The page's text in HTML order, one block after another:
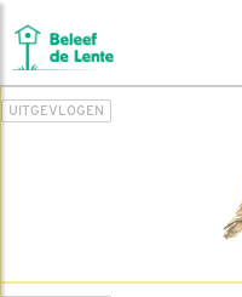
UITGEVLOGEN